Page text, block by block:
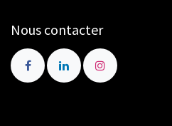
Nous contacter